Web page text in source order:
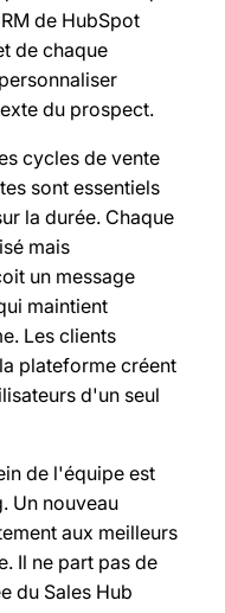
de HubSpot
de chaque
du prospect.
cycles de vente
sont essentiels
la durée. Chaque
mais
un message
maintient
Les clients
plateforme créent
d'un seul
de l'équipe est
Un nouveau
aux meilleurs
Il ne part pas de
du Sales Hub